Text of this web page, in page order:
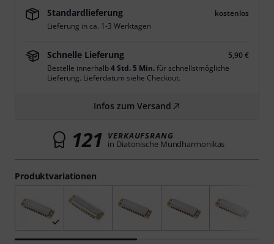
Produktvariationen
Standardlieferung
kostenlos
Lieferung in ca. 1-3 Werktagen
Schnelle Lieferung
5,90 €
Bestelle innerhalb4 Std. 5 Min.für schnellstmögliche
Lieferung. Lieferdatum siehe Checkout.
Infos zum Versand
121 VERKAUFSRANG
in Diatonische Mundharmonikas